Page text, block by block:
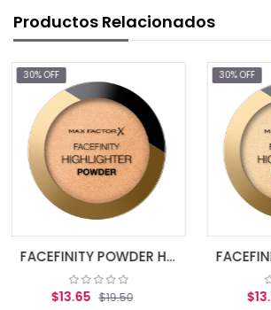
Productos Relacionados
FACEFINITY POWDER HIGHLIGHTER BRONZE GLOW 03 FACEFINITY POWDER HIGHLIGHTER GOLDEN HOUR 02
$13.65